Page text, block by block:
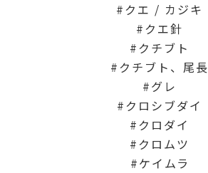
クエ / カジキ
クエ針
クチブト
クチブト、尾長
グレ
クロシブダイ
クロダイ
クロムツ
ケイムラ